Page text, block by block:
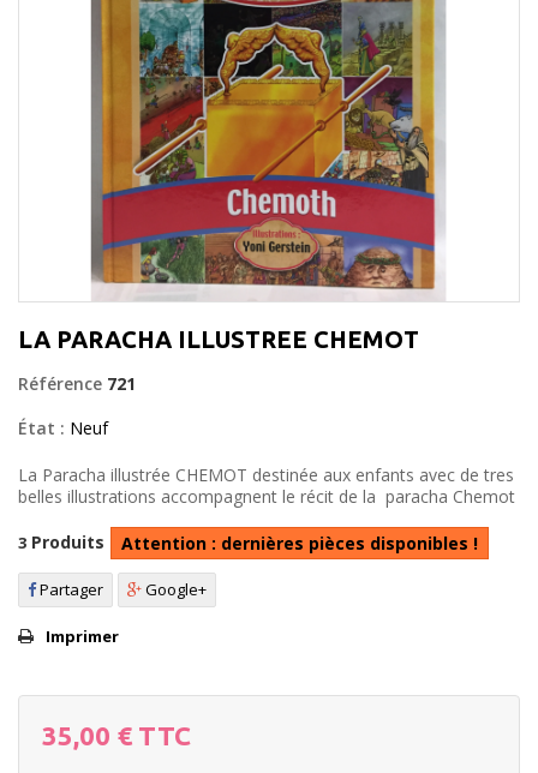
LA PARACHA ILLUSTREE CHEMOT
Référence 721
État : Neuf
La Paracha illustrée CHEMOT destinée aux enfants avec de tres
belles illustrations accompagnent le récit de la paracha Chemot
3 Produits Attention : dernières pièces disponibles !
Partager Google+
Imprimer
35,00 € TTC